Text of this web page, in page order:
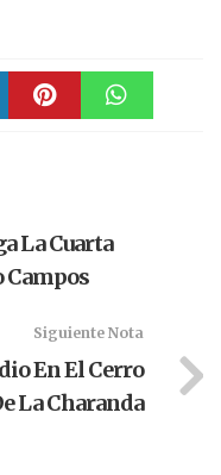
La Cuarta
Siguiente Nota
En El Cerro
La Charanda